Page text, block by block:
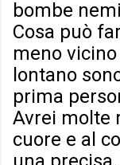
bombe
Cosa può
meno
lontano
prima
Avrei molte
cuore e al